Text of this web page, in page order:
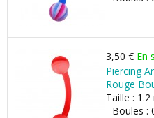
3,50 € En
Piercing
Rouge
Taille :
- Boules :